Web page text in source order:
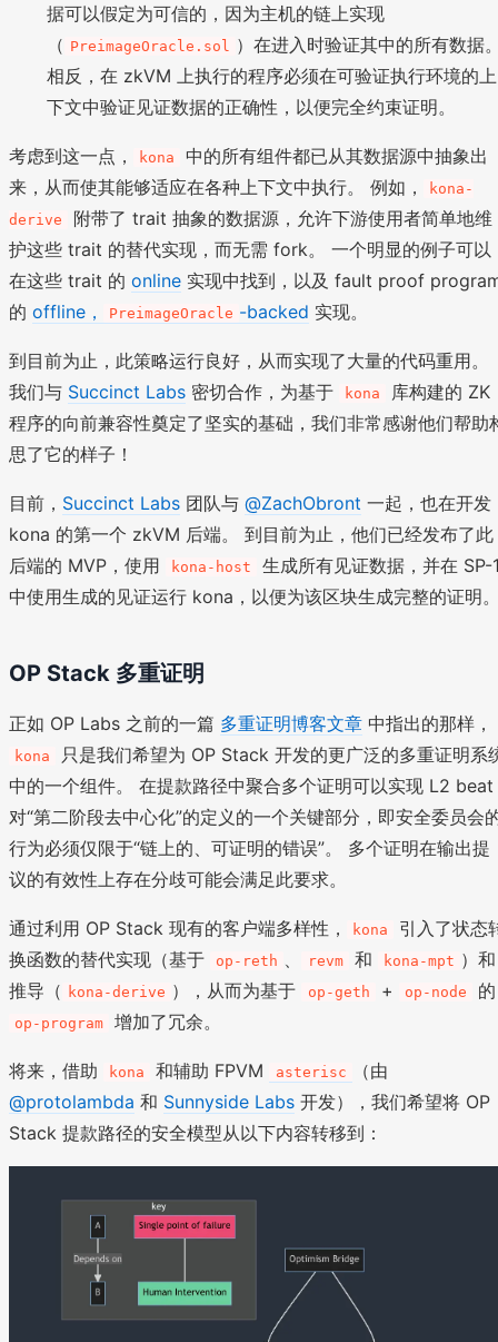
据可以假定为可信的，因为主机的链上实现
（ PreimageOracle.sol
）在进入时验证其中的所有数据
相反，在 zkVM 上执行的程序必须在可验证执行环境的上
下文中验证见证数据的正确性，以便完全约束证明。
考虑到这一点， kona
中的所有组件都已从其数据源中抽象出
来，从而使其能够适应在各种上下文中执行。 例如，
kona-
derive
附带了 trait 抽象的数据源，允许下游使用者简单地维
护这些 trait 的替代实现，而无需 fork。 一个明显的例子可以
在这些 trait 的 online 实现中找到，以及 fault proof
的 offline， PreimageOracle -backed 实现。
到目前为止，此策略运行良好，从而实现了大量的代码重用。
我们与 Succinct Labs 密切合作，为基于 kona
库构建的 ZK
程序的向前兼容性奠定了坚实的基础，我们非常感谢他们帮助
思了它的样子！
目前， Succinct Labs 团队与 @ZachObront 一起，也在开发
kona 的第一个 zkVM 后端。 到目前为止，他们已经发布了此
后端的 MVP，使用
kona-host
生成所有见证数据，并在 SP-
中使用生成的见证运行 kona，以便为该区块生成完整的证明
OP Stack 多重证明
正如 OP Labs 之前的一篇 多重证明博客文章 中指出的那样，
kona
只是我们希望为 OP Stack 开发的更广泛的多重证明系
中的一个组件。 在提款路径中聚合多个证明可以实现 L2 beat
对“第二阶段去中心化”的定义的一个关键部分，即安全委员会
行为必须仅限于“链上的、可证明的错误”。 多个证明在输出提
议的有效性上存在分歧可能会满足此要求。
通过利用 OP Stack 现有的客户端多样性， kona
引入了状态
换函数的替代实现（基于
op-reth revm 和 kona-mpt ）和
推导（ kona-derive ），从而为基于 op-geth + op-node 的
op-program 增加了冗余。
将来，借助 kona 和辅助 FPVM asterisc
（由
@protolambda 和 Sunnyside Labs 开发），我们希望将 OP
Stack 提款路径的安全模型从以下内容转移到：